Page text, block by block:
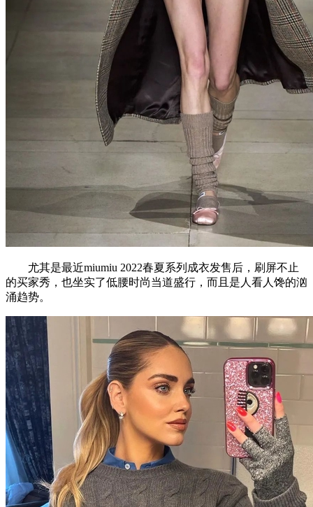
尤其是最近miumiu 2022春夏系列成衣发售后，刷屏不止
的买家秀，也坐实了低腰时尚当道盛行，而且是人看人馋的汹
涌趋势。